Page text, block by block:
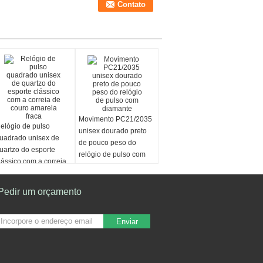
de pulso
unisex de
do esporte
com a correia
couro amarela fraca
Movimento PC21/2035
unisex dourado preto
de pouco peso do
relógio de pulso com
um orçamento
Enviar